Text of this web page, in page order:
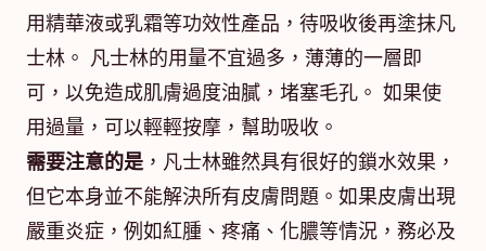
用精華液或乳霜等功效性產品，待吸收後再塗抹凡
士林。 凡士林的用量不宜過多，薄薄的一層即
可，以免造成肌膚過度油膩，堵塞毛孔。 如果使
用過量，可以輕輕按摩，幫助吸收。
需要注意的是，凡士林雖然具有很好的鎖水效果，
但它本身並不能解決所有皮膚問題。如果皮膚出現
嚴重炎症，例如紅腫、疼痛、化膿等情況，務必及